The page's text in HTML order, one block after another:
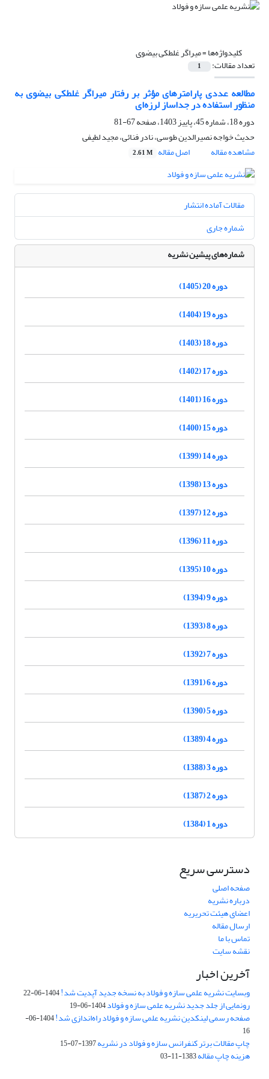
کلیدواژه‌ها =میراگر غلطکی بیضوی
تعداد مقالات: 1
مطالعه عددی پارامترهای مؤثر بر رفتار میراگر غلطکی بیضوی به‌
منظور استفاده در جداساز لرزه‌ای
دوره 18، شماره 45، پاییز 1403، صفحه
67-81
حدیث خواجه نصیرالدین طوسی، نادر فنائی، مجید لطیفی
مشاهده مقاله
اصل مقاله 2.61 M
مقالات آماده انتشار
شماره جاری
شماره‌های پیشین نشریه
دوره 20 (1405)
دوره 19 (1404)
دوره 18 (1403)
دوره 17 (1402)
دوره 16 (1401)
دوره 15 (1400)
دوره 14 (1399)
دوره 13 (1398)
دوره 12 (1397)
دوره 11 (1396)
دوره 10 (1395)
دوره 9 (1394)
دوره 8 (1393)
دوره 7 (1392)
دوره 6 (1391)
دوره 5 (1390)
دوره 4 (1389)
دوره 3 (1388)
دوره 2 (1387)
دوره 1 (1384)
دسترسی سریع
صفحه اصلی
درباره نشریه
اعضای هیئت تحریریه
ارسال مقاله
تماس با ما
نقشه سایت
آخرین اخبار
وبسایت نشریه علمی سازه و فولاد به نسخه جدید آپدیت شد!1404-06-22
رونمایی از جلد جدید نشریه علمی سازه و فولاد1404-06-19
صفحه رسمی لینکدین نشریه علمی سازه و فولاد راه‌اندازی شد!
1404-06-
16
چاپ مقالات برتر کنفرانس سازه و فولاد در نشریه1397-07-15
هزینه چاپ مقاله1383-11-03